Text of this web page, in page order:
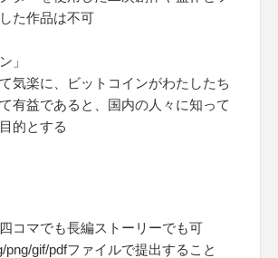
た作品は不可
」
気楽に、ビットコインがわたしたち
有益であると、国内の人々に知って
的とする
コマでも長編ストーリーでも可
gif/pdfファイルで提出すること